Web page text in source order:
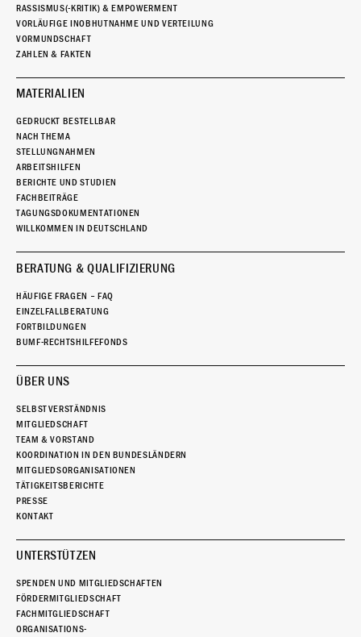
RASSISMUS(-KRITIK) & EMPOWERMENT
VORLÄUFIGE INOBHUTNAHME UND VERTEILUNG
VORMUNDSCHAFT
ZAHLEN & FAKTEN
MATERIALIEN
GEDRUCKT BESTELLBAR
NACH THEMA
STELLUNGNAHMEN
ARBEITSHILFEN
BERICHTE UND STUDIEN
FACHBEITRÄGE
TAGUNGSDOKUMENTATIONEN
WILLKOMMEN IN DEUTSCHLAND
BERATUNG & QUALIFIZIERUNG
HÄUFIGE FRAGEN – FAQ
EINZELFALLBERATUNG
FORTBILDUNGEN
BUMF-RECHTSHILFEFONDS
ÜBER UNS
SELBSTVERSTÄNDNIS
MITGLIEDSCHAFT
TEAM & VORSTAND
KOORDINATION IN DEN BUNDESLÄNDERN
MITGLIEDSORGANISATIONEN
TÄTIGKEITSBERICHTE
PRESSE
KONTAKT
UNTERSTÜTZEN
SPENDEN UND MITGLIEDSCHAFTEN
FÖRDERMITGLIEDSCHAFT
FACHMITGLIEDSCHAFT
ORGANISATIONS-